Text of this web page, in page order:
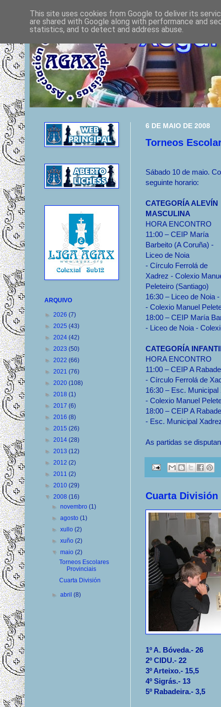
6 DE MAIO DE 2008
Torneos
Sábado 10 de maio. Co
seguinte horario:
CATEGORÍA ALEVÍN
MASCULINA
HORA ENCONTRO
11:00 – CEIP María
Barbeito (A Coruña) -
Liceo de Noia
- Círculo Ferrolá de
Xadrez - Colexio
Peleteiro (Santiago)
16:30 – Liceo de Noia
- Colexio Manuel
18:00 – CEIP María
- Liceo de Noia -
CATEGORÍA
HORA ENCONTRO
11:00 – CEIP A
- Círculo Ferrolá de
16:30 – Esc.
- Colexio Manuel
18:00 – CEIP A
- Esc. Municipal
As partidas se
Cuarta División
1º A. Bóveda.- 26
2º CIDU.- 22
3º Arteixo.- 15,5
4º Sigrás.- 13
5º Rabadeira.- 3,5
ARQUIVO
► 2026 (7)
► 2025 (43)
► 2024 (42)
► 2023 (50)
► 2022 (66)
► 2021 (76)
► 2020 (108)
► 2018 (1)
► 2017 (6)
► 2016 (8)
► 2015 (26)
► 2014 (28)
► 2013 (12)
► 2012 (2)
► 2011 (2)
► 2010 (29)
▼ 2008 (16)
►novembro(1)
►agosto(1)
►xullo(2)
►xuño(2)
▼maio(2)
Torneos Escolares
Provinciais
Cuarta División
►abril(8)
This site uses cookies from Google to deliver its
are shared with Google along with performance and
statistics, and to detect and address abuse.